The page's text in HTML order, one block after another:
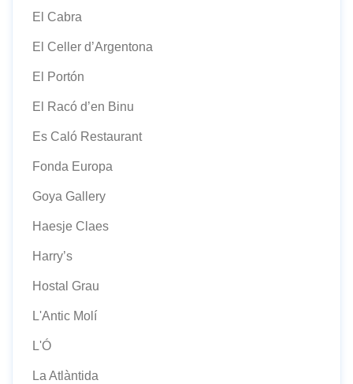
El Cabra
El Celler d’Argentona
El Portón
El Racó d’en Binu
Es Caló Restaurant
Fonda Europa
Goya Gallery
Haesje Claes
Harry’s
Hostal Grau
L'Antic Molí
L'Ó
La Atlàntida